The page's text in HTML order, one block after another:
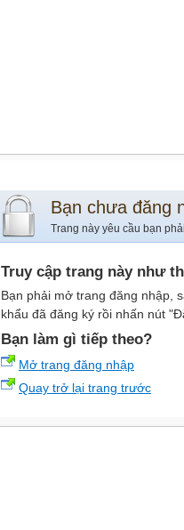
Bạn chưa đăng
Trang này yêu cầu bạn
Truy cập trang này như
Bạn phải mở trang đăng nhập,
khẩu đã đăng ký rồi nhấn nút
Bạn làm gì tiếp theo?
Mở trang đăng nhập
Quay trở lại trang trước